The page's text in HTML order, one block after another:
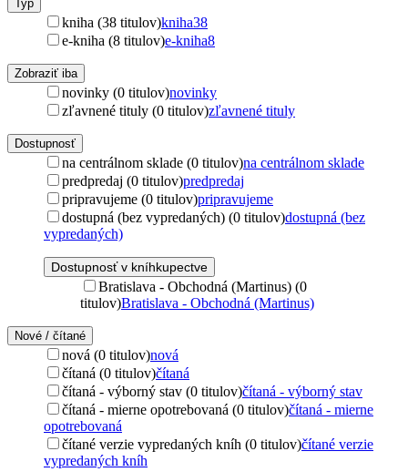
Typ
kniha (38 titulov)kniha38
e-kniha (8 titulov)e-kniha8
Zobraziť iba
novinky (0 titulov)novinky
zľavnené tituly (0 titulov)zľavnené tituly
Dostupnosť
na centrálnom sklade (0 titulov)na centrálnom sklade
predpredaj (0 titulov)predpredaj
pripravujeme (0 titulov)pripravujeme
dostupná (bez vypredaných) (0 titulov)dostupná (bez
vypredaných)
Dostupnosť v kníhkupectve
Bratislava - Obchodná (Martinus) (0
titulov)Bratislava - Obchodná (Martinus)
Nové / čítané
nová (0 titulov)nová
čítaná (0 titulov)čítaná
čítaná - výborný stav (0 titulov)čítaná - výborný stav
čítaná - mierne opotrebovaná (0 titulov)čítaná - mierne
opotrebovaná
čítané verzie vypredaných kníh (0 titulov)čítané verzie
vypredaných kníh